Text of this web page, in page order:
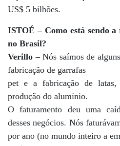
US$ 5 bilhões.
ISTOÉ – Como está sendo
no Brasil?
Verillo –Nós saímos de
fabricação de garrafas
pet e a fabricação de latas,
produção do alumínio.
O faturamento deu uma
desses negócios. Nós
por ano (no mundo inteiro a